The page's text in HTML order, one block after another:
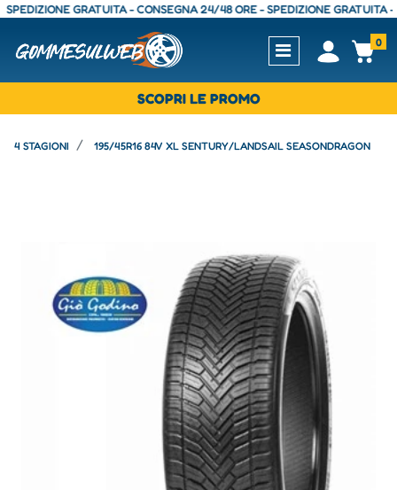
GRATUITA - CONSEGNA 24/48 ORE - SPEDIZIONE GRATUITA -
Open0
SCOPRI LE PROMO
4 STAGIONI 195/45R16 84V XL SENTURY/LANDSAIL SEASONDRAGON